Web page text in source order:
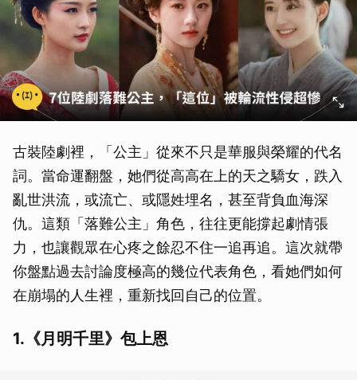
古裝陸劇裡，「公主」從來不只是華服與榮耀的代名
詞。當命運翻盤，她們從高高在上的天之驕女，跌入
亂世洪流，或流亡、或隱姓埋名，甚至背負血海深
仇。這類「落難公主」角色，往往更能撐起劇情張
力，也讓觀眾在心疼之餘忍不住一追再追。這次就帶
你盤點過去討論度極高的幾位代表角色，看她們如何
在崩塌的人生裡，重新找回自己的位置。
1.《月明千里》包上恩